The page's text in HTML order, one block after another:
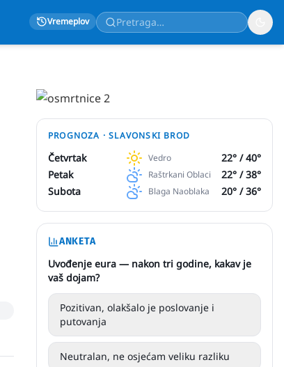
Vremeplov
PROGNOZA ·SLAVONSKI BROD
Četvrtak Vedro 22° /40°
Petak
Raštrkani Oblaci 22° /38°
Subota
Blaga Naoblaka 20° /36°
ANKETA
Uvođenje eura — nakon tri godine, kakav je
vaš dojam?
Pozitivan, olakšalo je poslovanje i
putovanja
Neutralan, ne osjećam veliku razliku